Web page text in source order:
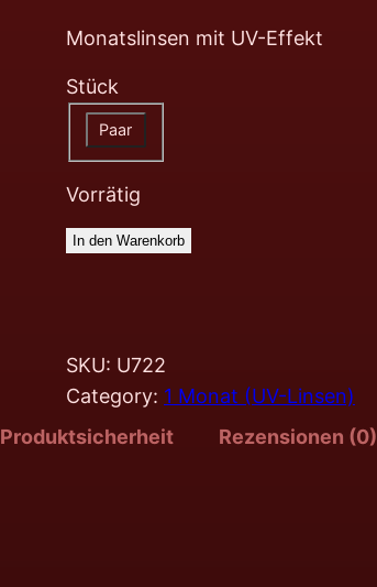
Monatslinsen mit UV-Effekt
Stück
Paar
Vorrätig
In den Warenkorb
SKU: U722
Category: 1 Monat (UV-Linsen)
Produktsicherheit Rezensionen (0)